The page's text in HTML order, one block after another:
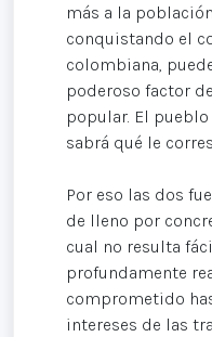
más a la
conquistando el
colombiana,
poderoso factor
popular. El
sabrá qué le
Por eso las dos
de lleno por
cual no resulta
profundamente
comprometido
intereses de las